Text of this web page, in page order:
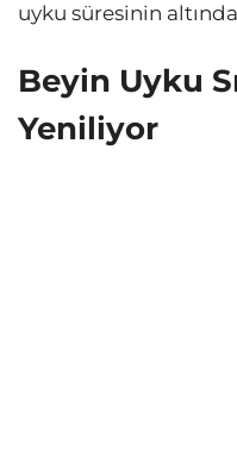
uyku süresinin
Beyin Uyku
Yeniliyor